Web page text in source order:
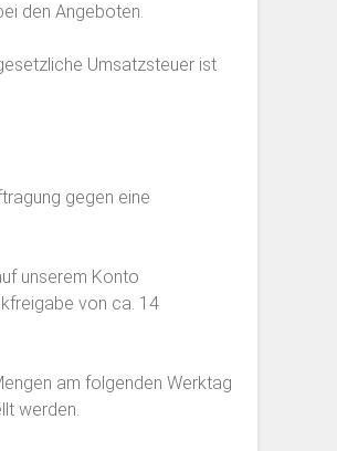
den Angeboten.
Umsatzsteuer ist
gegen eine
unserem Konto
von ca. 14
am folgenden Werktag
werden.